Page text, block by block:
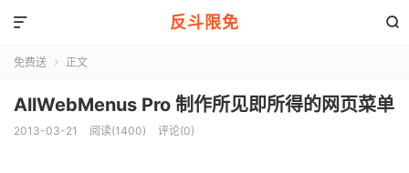
反斗限免 

免费送  正文
AllWebMenus Pro 制作所见即所得的网页菜单
2013-03-21 阅读(1400) 评论(0)